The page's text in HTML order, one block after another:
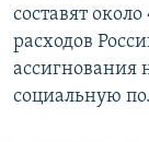
составят
расходов
ассигнования
социальную